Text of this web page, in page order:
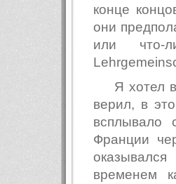
конце
они
или что-
Я хотел
верил, в
всплывало
Франции
временем